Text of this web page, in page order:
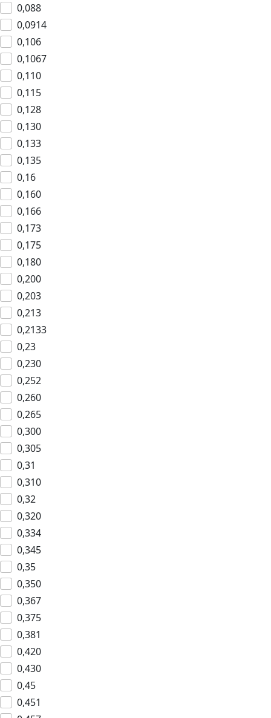
0,088
0,0914
0,106
0,1067
0,110
0,115
0,128
0,130
0,133
0,135
0,16
0,160
0,166
0,173
0,175
0,180
0,200
0,203
0,213
0,2133
0,23
0,230
0,252
0,260
0,265
0,300
0,305
0,31
0,310
0,32
0,320
0,334
0,345
0,35
0,350
0,367
0,375
0,381
0,420
0,430
0,45
0,451